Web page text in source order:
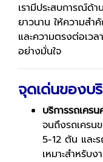
เรามีประสบการณ์ด้
ยาวนาน ให้ความส
และความตรงต่อเว
อย่างมั่นใจ
จุดเด่นของบริ
บริการรถเคร
จนถึงรถเคร
5-12 ตัน และ
เหมาะสำหรับ